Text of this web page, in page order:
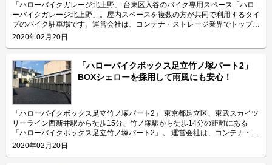
「ハローバイクガレージ北上野」 台東区入谷のバイク専用スペース「ハロ
ーバイクガレージ北上野」。屋内スペースを複数の方が共同で利用するタイ
プのバイク駐車場です。運営会社は、コンテナ・ストレージ業界でトップレ
ベルのシェアを誇り、東証マザーズにも上場しているエリアリンク株式会
ージ北上野」の特長を教えてください。 東京メトロ日比谷線の入谷駅から
徒歩4分、JR山手線の鶯谷駅から徒歩10分の場所に位置する「ハローバイク
ガレージ北上野」。駅近なバイク駐車スペースであり、24時間365日ご利用
頂けます。広さ2.25帖・幅130cm・奥行き270cmのスペースをご用意して
おり、大型バイクの駐車にも対応可能です。また、屋内型トランクルーム
「ハローストレージ北上野」と隣接していてパーツやメンテナンス用品の収
納にご利用頂けます。ツーリングにお出掛する際にも大変便利です。 主に
どんな方がご利用されているのでしょうか？ 主に入谷駅周辺エリアを中心
とした近隣エリアの方々にご利用頂いています。「ハローバイクガレージ北
上野」は鶯谷や上野、稲荷町、田原町などからもアクセス良好なバイク専用
2020年02月20日
「ハローバイクボックス足立竹ノ塚パート2」
BOXシェローを採用して雨風にも安心！
「ハローバイクボックス足立竹ノ塚パート2」 東京都足立区、東武スカイツ
リーライン西新井駅から徒歩15分、竹ノ塚駅から徒歩14分の距離にある
「ハローバイクボックス足立竹ノ塚パート2」。 運営会社は、コンテナ・ス
トレージ業界でトップレベルのシェアを誇り、東証マザーズにも上場してい
2020年02月20日